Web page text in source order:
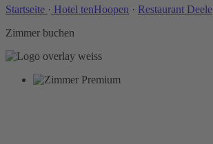
Startseite · Hotel tenHoopen · Restaurant Deele
Zimmer buchen